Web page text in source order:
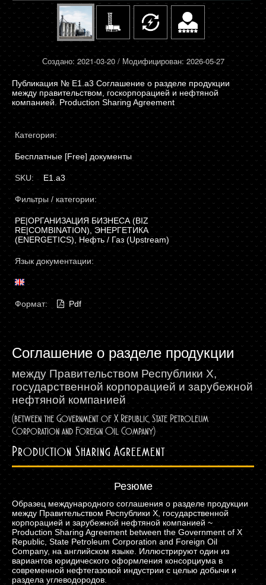
Создано: 2021-03-20 / Модифицирован: 2026-05-27
E1.a3 Соглашение о разделе продукции
между правительством, госкорпорацией и нефтяной
компанией. Production Sharing Agreement
Категория:
Бесплатные [Free] документы
SKU: E1.a3
Фильтры / категории:
РЕ|ОРГАНИЗАЦИЯ БИЗНЕСА (BIZ
RE|COMBINATION), ЭНЕРГЕТИКА
(ЕNERGETICS), Нефть / Газ (Upstream)
Язык документации:
Формат: Pdf
Соглашение о разделе продукции
между Правительством Республики Х,
государственной корпорацией и зарубежной
нефтяной компанией
(between the Government of X Republic, State Petroleum
Corporation and Foreign Oil Company)
Production Sharing Agreement
Резюме
Образец международного соглашения о разделе продукции
между Правительством Республики Х, государственной
корпорацией и зарубежной нефтяной компанией ~
Production Sharing Agreement between the Government of X
Republic, State Petroleum Corporation and Foreign Oil
Company, на английском языке. Иллюстрируют один из
вариантов юридического оформления консорциума в
современной нефтегазовой индустрии с целью добычи и
раздела углеводородов.